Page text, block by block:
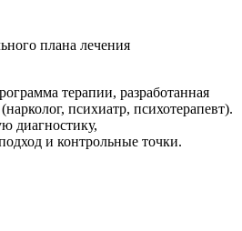
плана лечения
терапии, разработанная
психиатр, психотерапевт).
диагностику,
и контрольные точки.